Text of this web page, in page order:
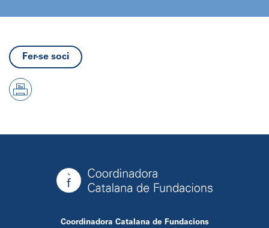
Fer-se soci
Coordinadora Catalana de Fundacions